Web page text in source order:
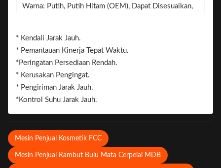
Warna: Putih, Putih Hitam (OEM), Dapat Disesuaikan,
* Kendali Jarak Jauh.
* Pemantauan Kinerja Tepat Waktu.
*Peringatan Persediaan Rendah.
* Kerusakan Pengingat.
* Pengiriman Jarak Jauh.
*Kontrol Suhu Jarak Jauh.
Mesin Penjual Kosmetik FCC
Mesin Penjual Rambut Bulu Mata Cerpelai MDB